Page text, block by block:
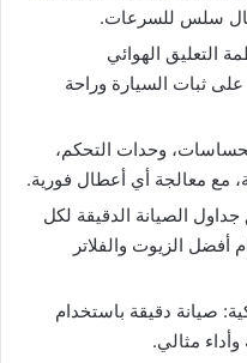
سلس للسرعات.
التعليق الهوائي
ثبات السيارة وراحة
وحدات التحكم،
مع معالجة أي أعطال فورية.
الصيانة الدقيقة لكل
أفضل الزيوت والفلاتر
صيانة دقيقة باستخدام
مثالي.